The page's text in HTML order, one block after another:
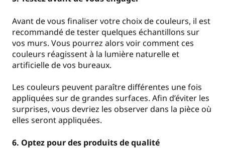
Avant de vous finaliser votre choix de couleurs, il est
recommandé de tester quelques échantillons sur
vos murs. Vous pourrez alors voir comment ces
couleurs réagissent à la lumière naturelle et
artificielle de vos bureaux.
Les couleurs peuvent paraître différentes une fois
appliquées sur de grandes surfaces. Afin d’éviter les
surprises, vous devriez les observer dans la pièce où
elles seront appliquées.
6. Optez pour des produits de qualité